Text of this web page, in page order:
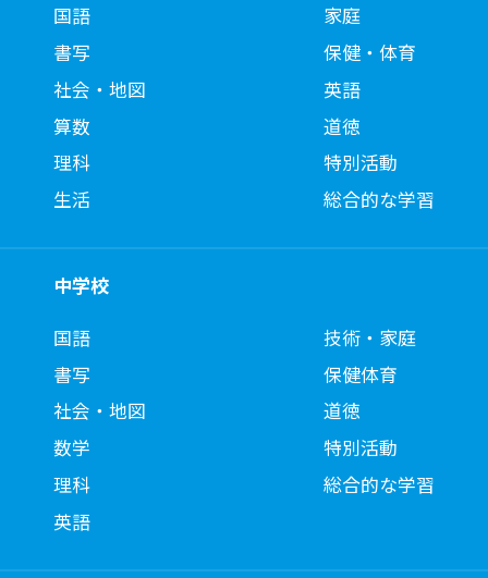
国語
書写
社会・地図
算数
理科
生活
家庭
保健・体育
英語
道徳
特別活動
総合的な学習
中学校
国語
書写
社会・地図
数学
理科
英語
技術・家庭
保健体育
道徳
特別活動
総合的な学習